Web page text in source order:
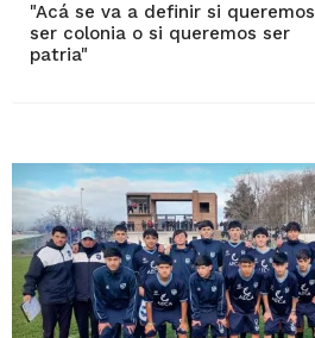
"Acá se va a definir si queremos
ser colonia o si queremos ser
patria"